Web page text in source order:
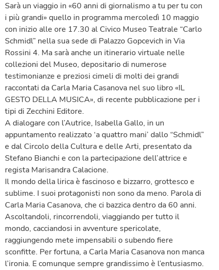
Sarà un viaggio in «60 anni di giornalismo a tu per tu con
i più grandi» quello in programma mercoledì 10 maggio
con inizio alle ore 17.30 al Civico Museo Teatrale “Carlo
Schmidl” nella sua sede di Palazzo Gopcevich in Via
Rossini 4. Ma sarà anche un itinerario virtuale nelle
collezioni del Museo, depositario di numerose
testimonianze e preziosi cimeli di molti dei grandi
raccontati da Carla Maria Casanova nel suo libro «IL
GESTO DELLA MUSICA», di recente pubblicazione per i
tipi di Zecchini Editore.
A dialogare con l’Autrice, Isabella Gallo, in un
appuntamento realizzato ‘a quattro mani’ dallo “Schmidl”
e dal Circolo della Cultura e delle Arti, presentato da
Stefano Bianchi e con la partecipazione dell’attrice e
regista Marisandra Calacione.
Il mondo della lirica è fascinoso e bizzarro, grottesco e
sublime. I suoi protagonisti non sono da meno. Parola di
Carla Maria Casanova, che ci bazzica dentro da 60 anni.
Ascoltandoli, rincorrendoli, viaggiando per tutto il
mondo, cacciandosi in avventure spericolate,
raggiungendo mete impensabili o subendo fiere
sconfitte. Per fortuna, a Carla Maria Casanova non manca
l’ironia. E comunque sempre grandissimo è l’entusiasmo.